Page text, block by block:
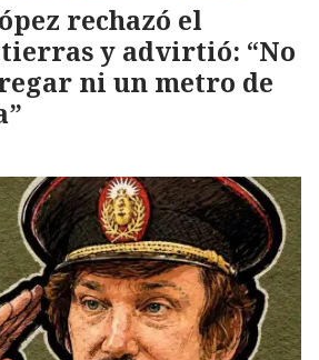
rechazó el
y advirtió: “No
ni un metro de